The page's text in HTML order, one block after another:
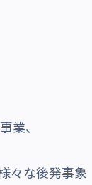
業、
々な後発事象